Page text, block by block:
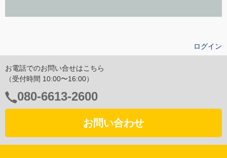
ログイン
お電話でのお問い合せはこちら
（受付時間 10:00〜16:00）
電
話
号：
080-6613-2600
お問い合わせ